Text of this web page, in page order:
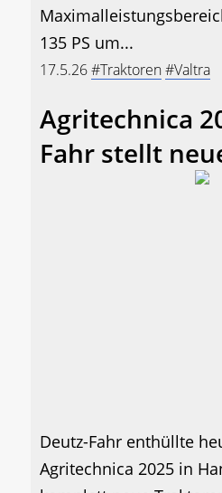
135 PS um...
17.5.26#Traktoren#Valtra
Agritechnica
Fahr stellt
Deutz-Fahr enthüllte
Agritechnica 2025 in